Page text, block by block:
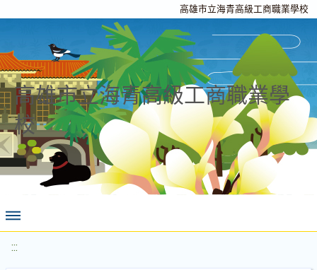
高雄市立海青高級工商職業學校
高雄市立海青高級工商職業學
校
:::